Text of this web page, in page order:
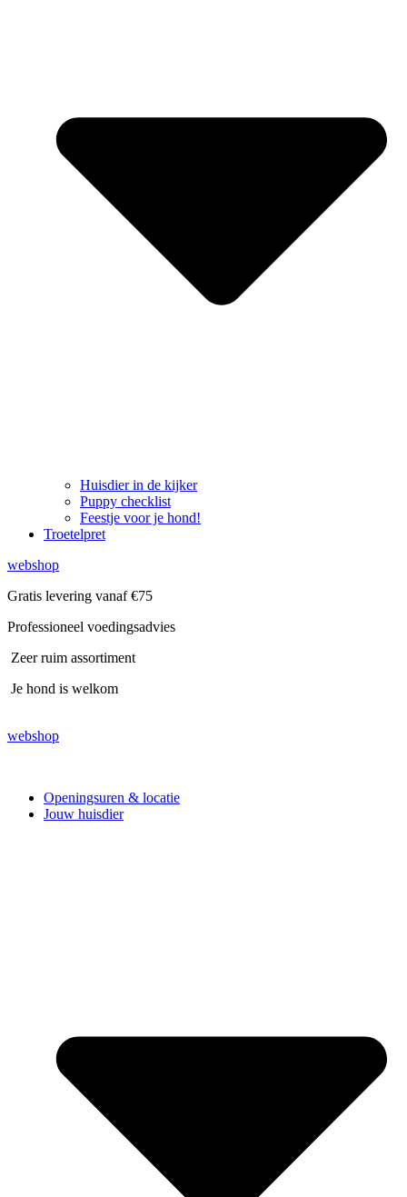
Huisdier in de kijker
Puppy checklist
Feestje voor je hond!
Troetelpret
webshop
Gratis levering vanaf €75
Professioneel voedingsadvies
Zeer ruim assortiment
Je hond is welkom
webshop
Openingsuren & locatie
Jouw huisdier